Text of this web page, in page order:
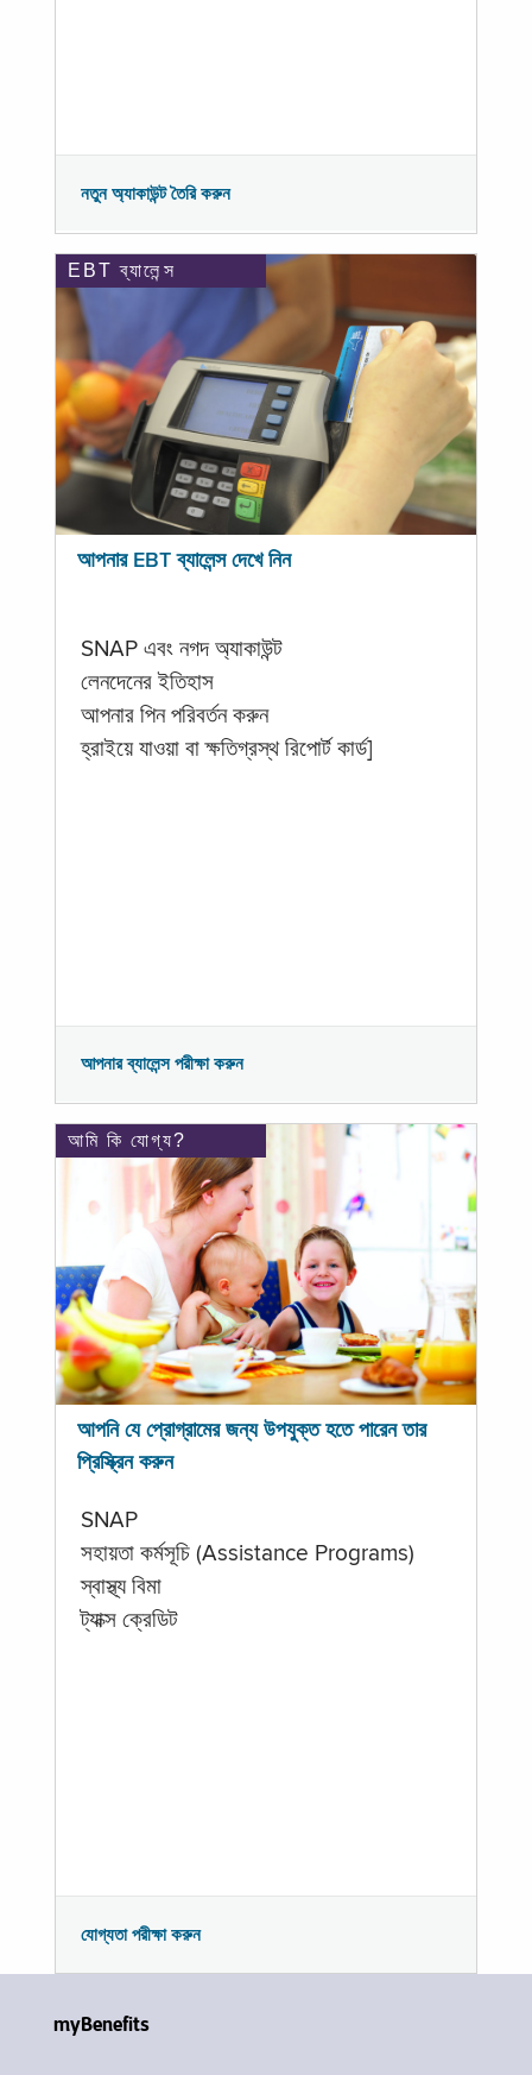
নতুন অ্যাকাউন্ট তৈরি করুন
EBT ব্যালেন্স
আপনার EBT ব্যালেন্স দেখে নিন
SNAP এবং নগদ অ্যাকাউন্ট
লেনদেনের ইতিহাস
আপনার পিন পরিবর্তন করুন
হ্রাইয়ে যাওয়া বা ক্ষতিগ্রস্থ রিপোর্ট কার্ড]
আপনার ব্যালেন্স পরীক্ষা করুন
আমি কি যোগ্য?
আপনি যে প্রোগ্রামের জন্য উপযুক্ত হতে পারেন তার
প্রিস্ক্রিন করুন
SNAP
সহায়তা কর্মসূচি (Assistance Programs)
স্বাস্থ্য বিমা
ট্যাক্স ক্রেডিট
যোগ্যতা পরীক্ষা করুন
myBenefits